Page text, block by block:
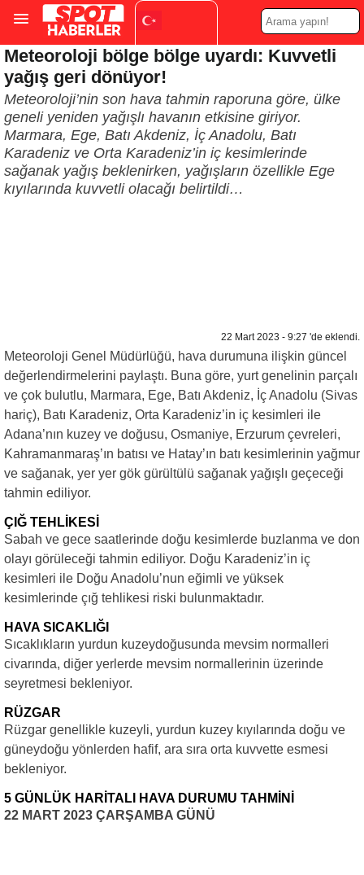
Turkish ▼
Meteoroloji bölge bölge uyardı: Kuvvetli
yağış geri dönüyor!
Meteoroloji’nin son hava tahmin raporuna göre, ülke
geneli yeniden yağışlı havanın etkisine giriyor.
Marmara, Ege, Batı Akdeniz, İç Anadolu, Batı
Karadeniz ve Orta Karadeniz’in iç kesimlerinde
sağanak yağış beklenirken, yağışların özellikle Ege
kıyılarında kuvvetli olacağı belirtildi…
22 Mart 2023 - 9:27 'de eklendi.
Meteoroloji Genel Müdürlüğü, hava durumuna ilişkin güncel
değerlendirmelerini paylaştı. Buna göre, yurt genelinin parçalı
ve çok bulutlu, Marmara, Ege, Batı Akdeniz, İç Anadolu (Sivas
hariç), Batı Karadeniz, Orta Karadeniz’in iç kesimleri ile
Adana’nın kuzey ve doğusu, Osmaniye, Erzurum çevreleri,
Kahramanmaraş’ın batısı ve Hatay’ın batı kesimlerinin yağmur
ve sağanak, yer yer gök gürültülü sağanak yağışlı geçeceği
tahmin ediliyor.
ÇIĞ TEHLİKESİ
Sabah ve gece saatlerinde doğu kesimlerde buzlanma ve don
olayı görüleceği tahmin ediliyor. Doğu Karadeniz’in iç
kesimleri ile Doğu Anadolu’nun eğimli ve yüksek
kesimlerinde çığ tehlikesi riski bulunmaktadır.
HAVA SICAKLIĞI
Sıcaklıkların yurdun kuzeydoğusunda mevsim normalleri
civarında, diğer yerlerde mevsim normallerinin üzerinde
seyretmesi bekleniyor.
RÜZGAR
Rüzgar genellikle kuzeyli, yurdun kuzey kıyılarında doğu ve
güneydoğu yönlerden hafif, ara sıra orta kuvvette esmesi
bekleniyor.
5 GÜNLÜK HARİTALI HAVA DURUMU TAHMİNİ
22 MART 2023 ÇARŞAMBA GÜNÜ